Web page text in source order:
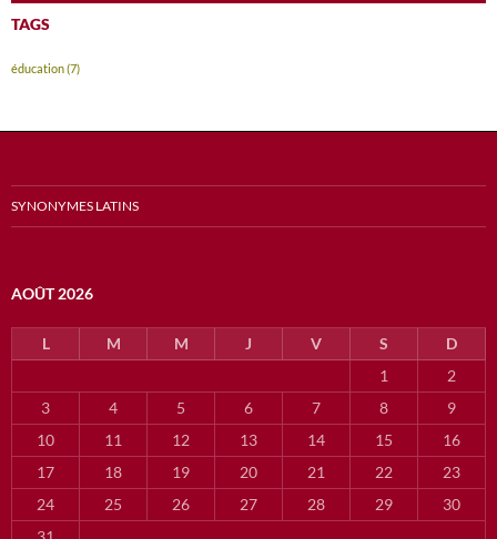
TAGS
éducation(7)
SYNONYMES LATINS
AOÛT 2026
L M M J V S
D
1
2
3
4 5 6 7 8
9
10
11 12 13 14 15
16
17
18 19 20 21 22
23
24
25 26 27 28 29
30